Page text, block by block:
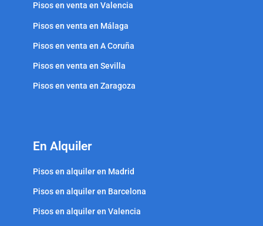
Pisos en venta en Valencia
Pisos en venta en Málaga
Pisos en venta en A Coruña
Pisos en venta en Sevilla
Pisos en venta en Zaragoza
En Alquiler
Pisos en alquiler en Madrid
Pisos en alquiler en Barcelona
Pisos en alquiler en Valencia